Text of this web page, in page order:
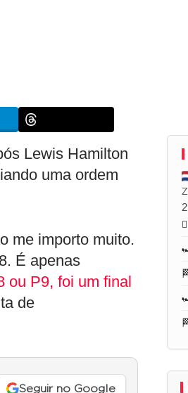
Lewis Hamilton
uma ordem
me importo muito.
É apenas
ou P9, foi um final
de
Seguir no Google